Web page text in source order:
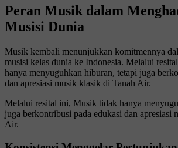
Peran Musik dalam
Musisi Dunia
Musik kembali menunjukkan komitmennya
musisi kelas dunia ke Indonesia. Melalui
hanya menyuguhkan hiburan, tetapi juga
dan apresiasi musik klasik di Tanah Air.
Melalui resital ini, Musik tidak hanya
juga berkontribusi pada edukasi dan apresiasi
Air.